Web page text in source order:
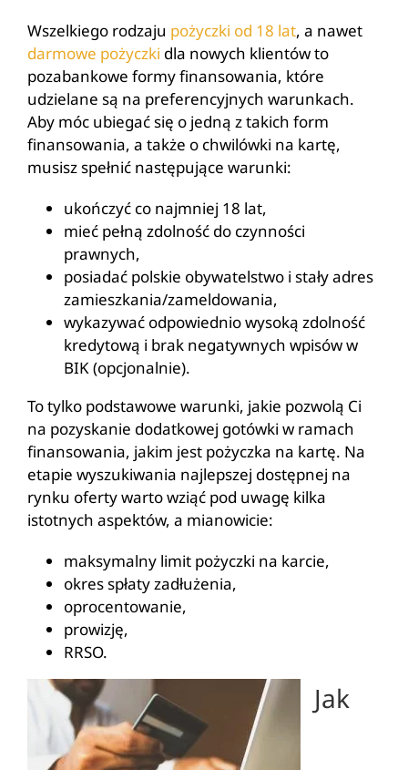
Wszelkiego rodzaju pożyczki od 18 lat, a nawet
darmowe pożyczki dla nowych klientów to
pozabankowe formy finansowania, które
udzielane są na preferencyjnych warunkach.
Aby móc ubiegać się o jedną z takich form
finansowania, a także o chwilówki na kartę,
musisz spełnić następujące warunki:
ukończyć co najmniej 18 lat,
mieć pełną zdolność do czynności
prawnych,
posiadać polskie obywatelstwo i stały adres
zamieszkania/zameldowania,
wykazywać odpowiednio wysoką zdolność
kredytową i brak negatywnych wpisów w
BIK (opcjonalnie).
To tylko podstawowe warunki, jakie pozwolą Ci
na pozyskanie dodatkowej gotówki w ramach
finansowania, jakim jest pożyczka na kartę. Na
etapie wyszukiwania najlepszej dostępnej na
rynku oferty warto wziąć pod uwagę kilka
istotnych aspektów, a mianowicie:
maksymalny limit pożyczki na karcie,
okres spłaty zadłużenia,
oprocentowanie,
prowizję,
RRSO.
Jak